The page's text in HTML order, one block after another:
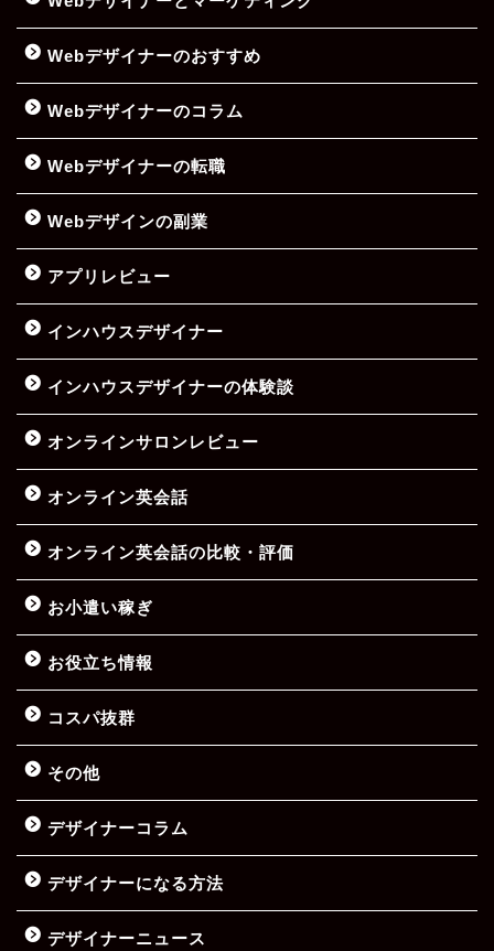
Webデザイナーのおすすめ
Webデザイナーのコラム
Webデザイナーの転職
Webデザインの副業
アプリレビュー
インハウスデザイナー
インハウスデザイナーの体験談
オンラインサロンレビュー
オンライン英会話
オンライン英会話の比較・評価
お小遣い稼ぎ
お役立ち情報
コスパ抜群
その他
デザイナーコラム
デザイナーになる方法
デザイナーニュース